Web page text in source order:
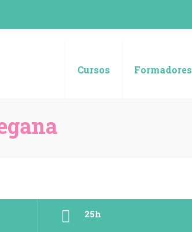
Cursos Formadores
25h